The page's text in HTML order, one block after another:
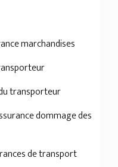
marchandises
transporteur
dommage des
de transport